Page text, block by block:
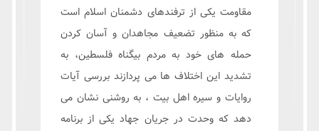
مقاومت یکی از ترفندهای دشمنان اسلام است
که به منظور تضعیف مجاهدان و آسان کردن
حمله های خود به مردم بیگناه فلسطین، به
تشدید این اختلاف ها می پردازند بررسی آیات
روایات و سیره اهل بیت ، به روشنی نشان می
دهد که وحدت در جریان جهاد یکی از برنامه